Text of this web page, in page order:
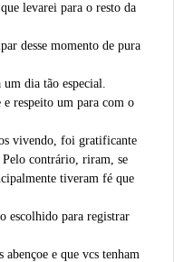
levarei para o resto da
desse momento de pura
dia tão especial.
respeito um para com o
vivendo, foi gratificante
Pelo contrário, riram, se
tiveram fé que
escolhido para registrar
abençoe e que vcs tenham